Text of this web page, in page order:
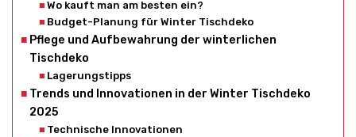
Wo kauft man am besten ein?
Budget-Planung für Winter Tischdeko
Pflege und Aufbewahrung der winterlichen
Tischdeko
Lagerungstipps
Trends und Innovationen in der Winter Tischdeko
2025
Technische Innovationen